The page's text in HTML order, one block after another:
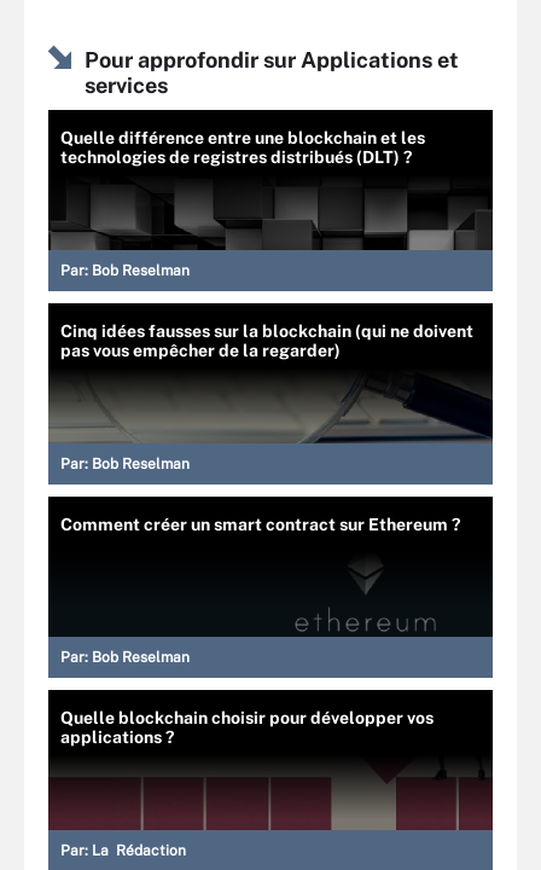
Pour approfondir sur Applications et
services
Quelle différence entre une blockchain et les
technologies de registres distribués (DLT) ?
Par: Bob Reselman
Cinq idées fausses sur la blockchain (qui ne doivent
pas vous empêcher de la regarder)
Par: Bob Reselman
Comment créer un smart contract sur Ethereum ?
Par: Bob Reselman
Quelle blockchain choisir pour développer vos
applications ?
Par: La Rédaction